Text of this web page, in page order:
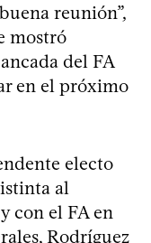
reunión”,
mostró
del FA
en el próximo
electo
al
con el FA en
Rodríguez